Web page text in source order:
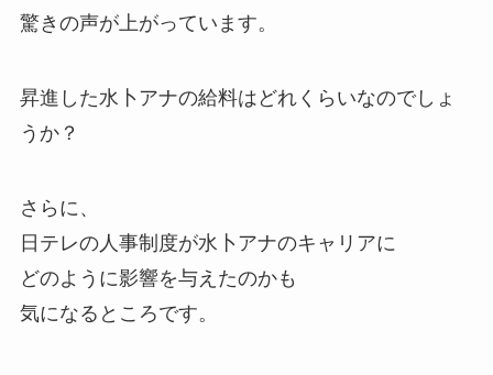
驚きの声が上がっています。
昇進した水卜アナの給料はどれくらいなのでしょ
うか？
さらに、
日テレの人事制度が水卜アナのキャリアに
どのように影響を与えたのかも
気になるところです。